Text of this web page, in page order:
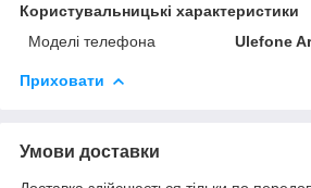
Користувальницькі характеристики
Моделі телефона
Ulefone
Приховати
Умови доставки